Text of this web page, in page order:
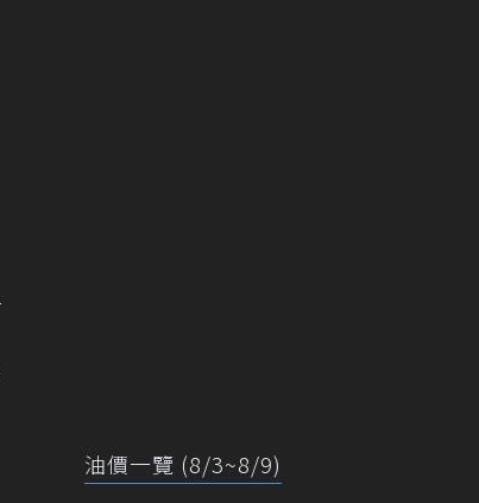
油價一覽 (8/3~8/9)